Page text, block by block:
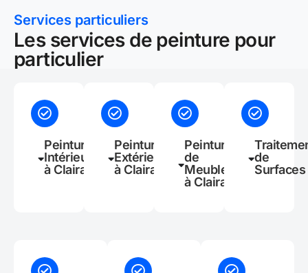
Services particuliers
Les services de peinture pour
particulier
Peinture
Intérieure
à Claira
Peinture
Extérieure
à Claira
Peinture
de
Meubles
à Claira
de
Surfaces